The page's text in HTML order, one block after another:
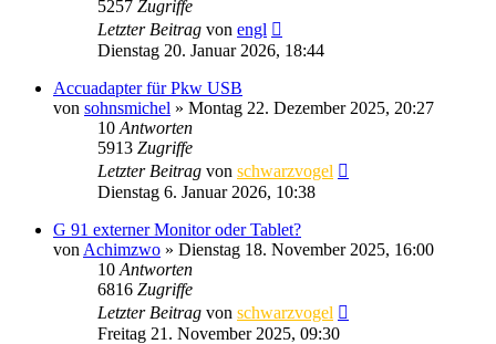
5257 Zugriffe
Letzter Beitrag von engl
Dienstag 20. Januar 2026, 18:44
Accuadapter für Pkw USB
von sohnsmichel » Montag 22. Dezember 2025, 20:27
10 Antworten
5913 Zugriffe
Letzter Beitrag von schwarzvogel
Dienstag 6. Januar 2026, 10:38
G 91 externer Monitor oder Tablet?
von Achimzwo » Dienstag 18. November 2025, 16:00
10 Antworten
6816 Zugriffe
Letzter Beitrag von schwarzvogel
Freitag 21. November 2025, 09:30